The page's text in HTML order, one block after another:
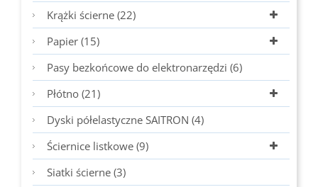
Krążki ścierne (22)
Papier (15)
Pasy bezkońcowe do elektronarzędzi (6)
Płótno (21)
Dyski półelastyczne SAITRON (4)
Ściernice listkowe (9)
Siatki ścierne (3)